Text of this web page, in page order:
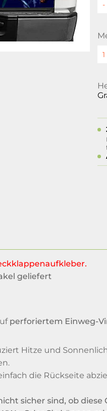
geliefert
perforiertem Einweg-
Hitze und
die Rückseite
sicher sind, ob